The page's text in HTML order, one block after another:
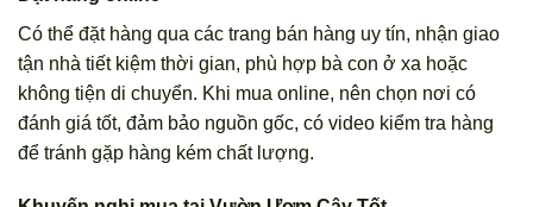
Có thể đặt hàng qua các trang bán hàng uy tín, nhận giao
tận nhà tiết kiệm thời gian, phù hợp bà con ở xa hoặc
không tiện di chuyển. Khi mua online, nên chọn nơi có
đánh giá tốt, đảm bảo nguồn gốc, có video kiểm tra hàng
để tránh gặp hàng kém chất lượng.